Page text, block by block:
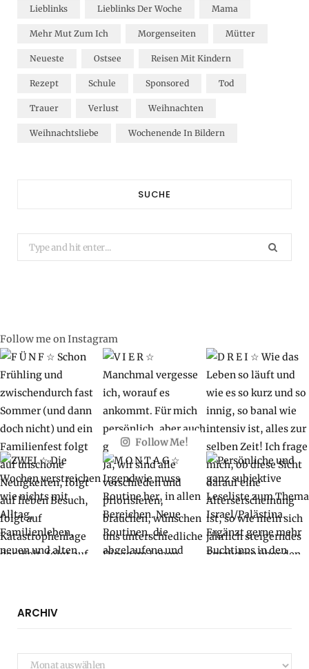
Lieblinks Lieblinks Der Woche Mama
Mehr Mut Zum Ich Morgenseiten Mütter
Neueste Ostsee Reisen Mit Kindern
Rezept Schule Sponsored Tod
Trauer Verlust Weihnachten
Weihnachtsliebe Wochenende In Bildern
SUCHE
Search
for:
Follow me on Instagram
Follow Me!
ARCHIV
Archiv